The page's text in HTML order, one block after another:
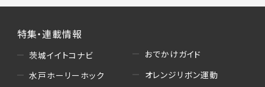
特集・連載情報
茨城イイトコナビ
水戸ホーリーホック
おでかけガイド
オレンジリボン運動